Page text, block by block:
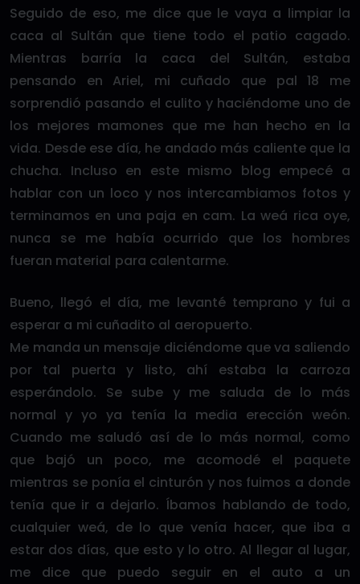
Seguido de eso, me dice que le vaya a limpiar la
caca al Sultán que tiene todo el patio cagado.
Mientras barría la caca del Sultán, estaba
pensando en Ariel, mi cuñado que pal 18 me
sorprendió pasando el culito y haciéndome uno de
los mejores mamones que me han hecho en la
vida. Desde ese día, he andado más caliente que la
chucha. Incluso en este mismo blog empecé a
hablar con un loco y nos intercambiamos fotos y
terminamos en una paja en cam. La weá rica oye,
nunca se me había ocurrido que los hombres
fueran material para calentarme.
Bueno, llegó el día, me levanté temprano y fui a
esperar a mi cuñadito al aeropuerto.
Me manda un mensaje diciéndome que va saliendo
por tal puerta y listo, ahí estaba la carroza
esperándolo. Se sube y me saluda de lo más
normal y yo ya tenía la media erección weón.
Cuando me saludó así de lo más normal, como
que bajó un poco, me acomodé el paquete
mientras se ponía el cinturón y nos fuimos a donde
tenía que ir a dejarlo. Íbamos hablando de todo,
cualquier weá, de lo que venía hacer, que iba a
estar dos días, que esto y lo otro. Al llegar al lugar,
me dice que puedo seguir en el auto a un